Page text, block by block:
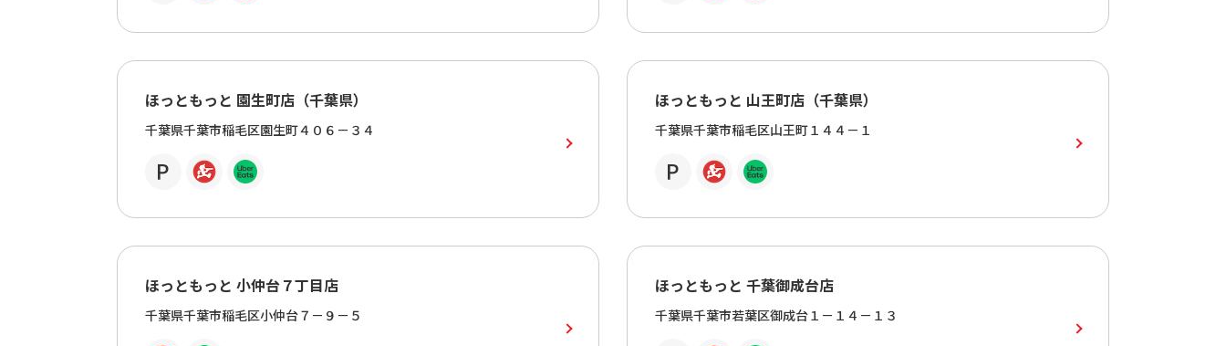
ほっともっと 園生町店（千葉県）
千葉県千葉市稲毛区園生町４０６－３４
ほっともっと 山王町店（千葉県）
千葉県千葉市稲毛区山王町１４４－１
ほっともっと 小仲台７丁目店
千葉県千葉市稲毛区小仲台７－９－５
ほっともっと 千葉御成台店
千葉県千葉市若葉区御成台１－１４－１３